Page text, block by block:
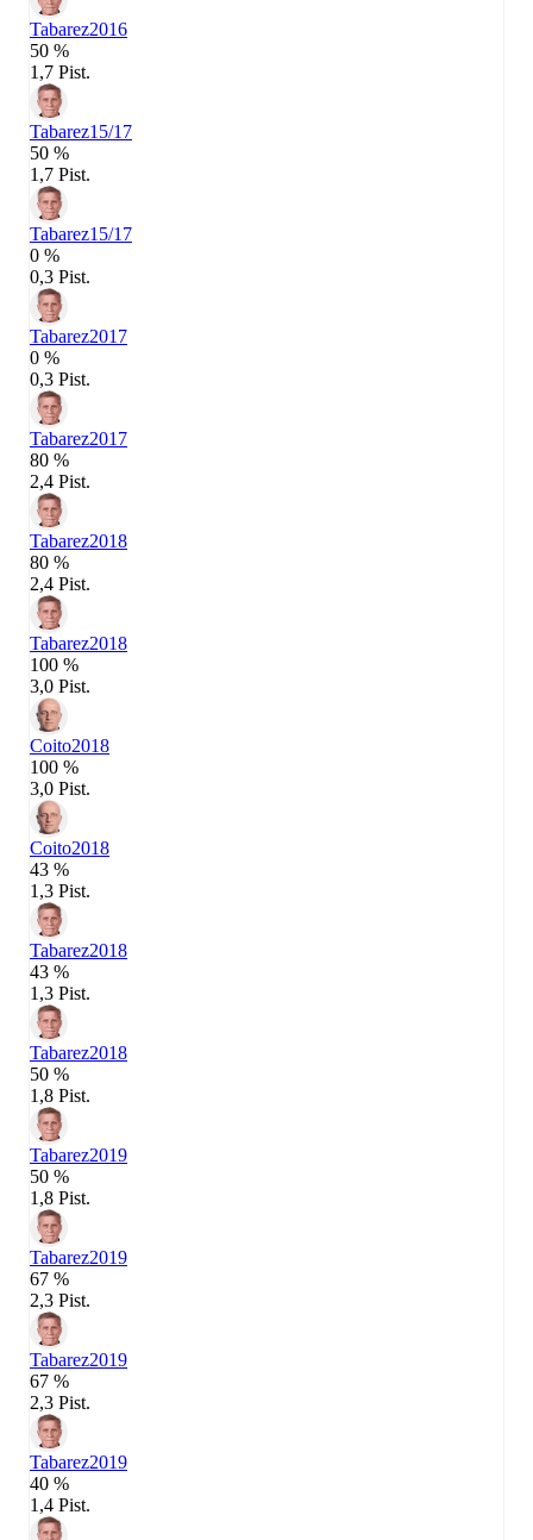
Tabarez2016
50 %
1,7 Pist.
Tabarez15/17
50 %
1,7 Pist.
Tabarez15/17
0 %
0,3 Pist.
Tabarez2017
0 %
0,3 Pist.
Tabarez2017
80 %
2,4 Pist.
Tabarez2018
80 %
2,4 Pist.
Tabarez2018
100 %
3,0 Pist.
Coito2018
100 %
3,0 Pist.
Coito2018
43 %
1,3 Pist.
Tabarez2018
43 %
1,3 Pist.
Tabarez2018
50 %
1,8 Pist.
Tabarez2019
50 %
1,8 Pist.
Tabarez2019
67 %
2,3 Pist.
Tabarez2019
67 %
2,3 Pist.
Tabarez2019
40 %
1,4 Pist.